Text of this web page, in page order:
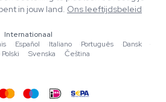
in jouw land. Ons leeftijdsbeleid
Internationaal
·Español ·Italiano ·Português ·Dansk
·
·Polski ·Svenska ·Čeština